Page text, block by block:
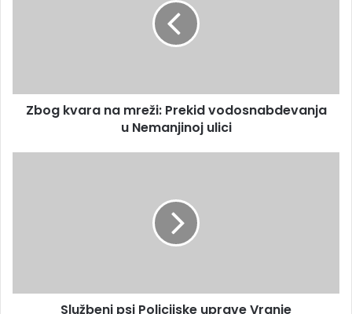
Zbog kvara na mreži: Prekid vodosnabdevanja
u Nemanjinoj ulici
Službeni psi Policijske uprave Vranje